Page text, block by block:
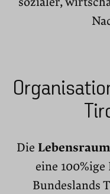
Die
eine 100%ige
Bundeslands